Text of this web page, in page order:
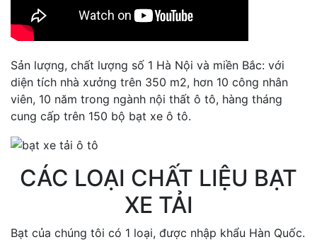
Sản lượng, chất lượng số 1 Hà Nội và miền Bắc: với
diện tích nhà xưởng trên 350 m2, hơn 10 công nhân
viên, 10 năm trong ngành nội thất ô tô, hàng tháng
cung cấp trên 150 bộ bạt xe ô tô.
CÁC LOẠI CHẤT LIỆU BẠT
XE TẢI
Bạt của chúng tôi có 1 loại, được nhập khẩu Hàn Quốc.